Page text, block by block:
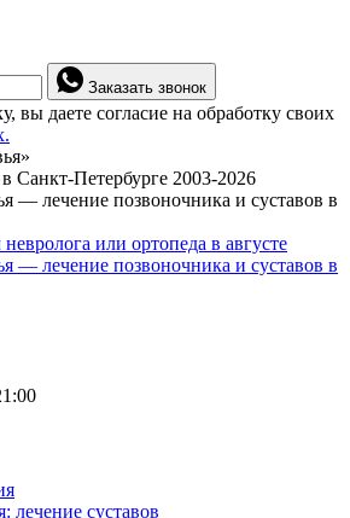
Заказать звонок
вы даете согласие на обработку своих
Санкт-Петербурге 2003-2026
или ортопеда в августе
лечение суставов